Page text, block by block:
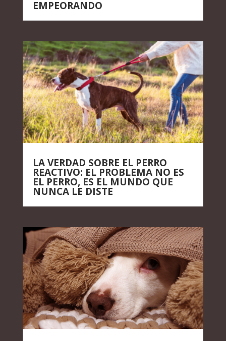
EMPEORANDO
LA VERDAD SOBRE EL PERRO
REACTIVO: EL PROBLEMA NO ES
EL PERRO, ES EL MUNDO QUE
NUNCA LE DISTE